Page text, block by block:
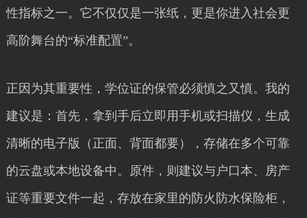
性指标之一。它不仅仅是一张纸，更是你进入社会更
高阶舞台的“标准配置”。
正因为其重要性，学位证的保管必须慎之又慎。我的
建议是：首先，拿到手后立即用手机或扫描仪，生成
清晰的电子版（正面、背面都要），存储在多个可靠
的云盘或本地设备中。原件，则建议与户口本、房产
证等重要文件一起，存放在家里的防火防水保险柜，